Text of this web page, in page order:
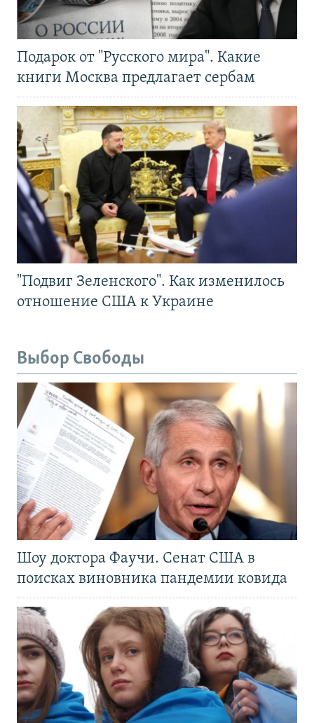
Подарок от "Русского мира". Какие
книги Москва предлагает сербам
"Подвиг Зеленского". Как изменилось
отношение США к Украине
Выбор Свободы
Шоу доктора Фаучи. Сенат США в
поисках виновника пандемии ковида